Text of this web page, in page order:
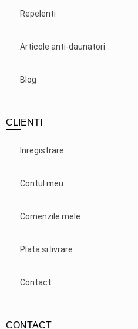
Repelenti
Articole anti-daunatori
Blog
CLIENTI
Inregistrare
Contul meu
Comenzile mele
Plata si livrare
Contact
CONTACT